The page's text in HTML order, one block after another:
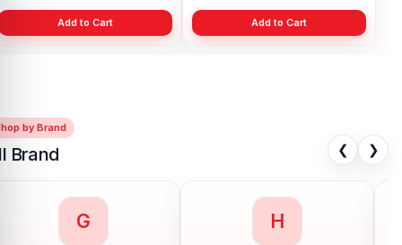
Add to Cart Add to Cart
by Brand
Brand ❮ ❯
G H